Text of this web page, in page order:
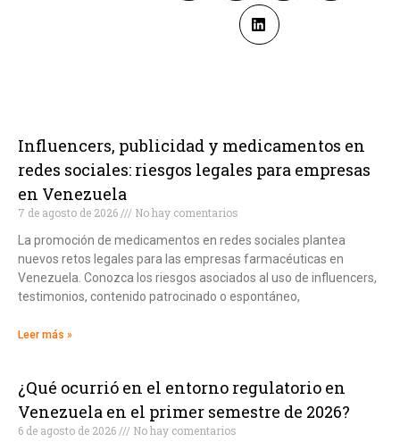
Influencers, publicidad y medicamentos en
redes sociales: riesgos legales para empresas
en Venezuela
7 de agosto de 2026
No hay comentarios
La promoción de medicamentos en redes sociales plantea
nuevos retos legales para las empresas farmacéuticas en
Venezuela. Conozca los riesgos asociados al uso de influencers,
testimonios, contenido patrocinado o espontáneo,
Leer más »
¿Qué ocurrió en el entorno regulatorio en
Venezuela en el primer semestre de 2026?
6 de agosto de 2026
No hay comentarios